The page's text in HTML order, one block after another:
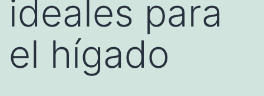
ideales para
el hígado